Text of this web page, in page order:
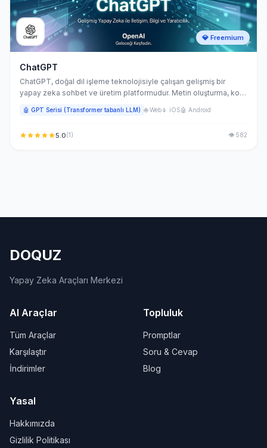
💎 Freemium
ChatGPT
ChatGPT, doğal dil işleme teknolojisiyle çalışan gelişmiş bir
yapay zeka sohbet ve üretim platformudur. Metin oluşturma, kod
bir arayüzde gerçekleştirir. İçerik üreticilerden yazılım
🤖 GPT Serisi (Transformer tabanlı LLM) 🌐 Web 📱 iOS🤖 Android
5.0(1) 👁 582
DOQUZ
Yapay Zeka Araçları Merkezi
AI Araçlar
Tüm Araçlar
Karşılaştır
İndirimler
Topluluk
Promptlar
Soru & Cevap
Blog
Yasal
Hakkımızda
Gizlilik Politikası